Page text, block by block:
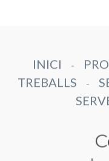
INICI -
TREBALLS
-